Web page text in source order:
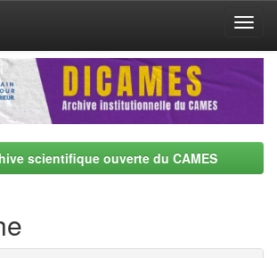
scientifique ouverte du CAMES